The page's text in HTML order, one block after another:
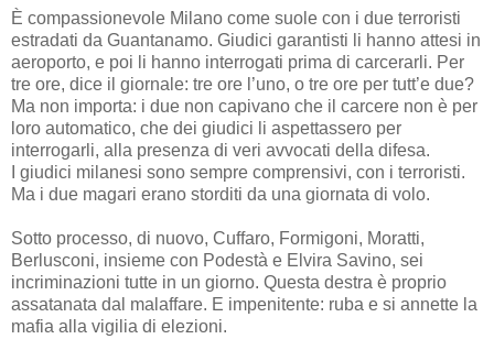
È compassionevole Milano come suole con i due terroristi
estradati da Guantanamo. Giudici garantisti li hanno attesi in
aeroporto, e poi li hanno interrogati prima di carcerarli. Per
tre ore, dice il giornale: tre ore l’uno, o tre ore per tutt’e due?
Ma non importa: i due non capivano che il carcere non è per
loro automatico, che dei giudici li aspettassero per
interrogarli, alla presenza di veri avvocati della difesa.
I giudici milanesi sono sempre comprensivi, con i terroristi.
Ma i due magari erano storditi da una giornata di volo.
Sotto processo, di nuovo, Cuffaro, Formigoni, Moratti,
Berlusconi, insieme con Podestà e Elvira Savino, sei
incriminazioni tutte in un giorno. Questa destra è proprio
assatanata dal malaffare. E impenitente: ruba e si annette la
mafia alla vigilia di elezioni.